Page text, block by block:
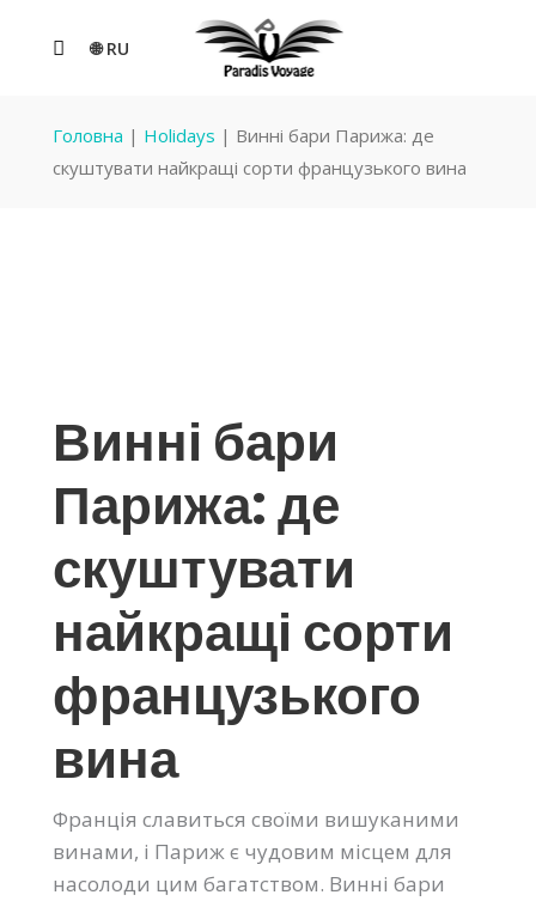
🌐 RU
Головна | Holidays | Винні бари Парижа: де
скуштувати найкращі сорти французького вина
Винні бари
Парижа: де
скуштувати
найкращі сорти
французького
вина
Франція славиться своїми вишуканими
винами, і Париж є чудовим місцем для
насолоди цим багатством. Винні бари